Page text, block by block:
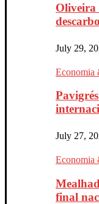
Oliveira
July 29,
Economia
July 27,
Economia
final